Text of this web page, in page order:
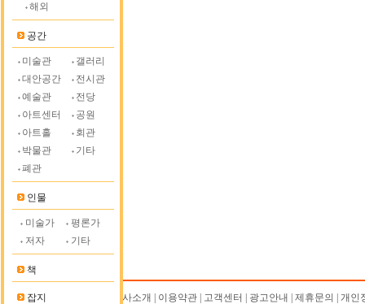
해외
공간
미술관
갤러리
대안공간
전시관
예술관
전당
아트센터
공원
아트홀
회관
박물관
기타
폐관
인물
미술가
평론가
저자
기타
책
잡지 회사소개 | 이용약관 | 고객센터 | 광고안내 | 제휴문의 | 개